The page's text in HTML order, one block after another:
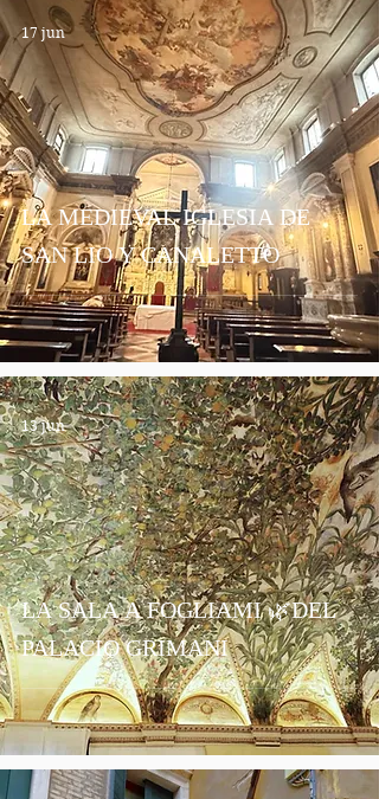
LA MEDIEVAL IGLESIA DE
SAN LIO Y CANALETTO
17 jun
LA SALA A FOGLIAMI 🌿DEL
PALACIO GRIMANI
13 jun